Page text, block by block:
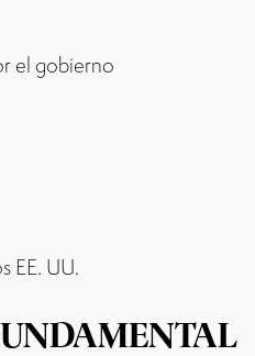
el gobierno
EE. UU.